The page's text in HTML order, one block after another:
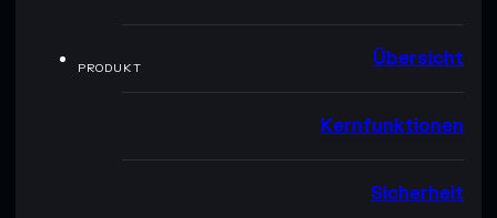
PRODUKT Übersicht
Kernfunktionen
Sicherheit